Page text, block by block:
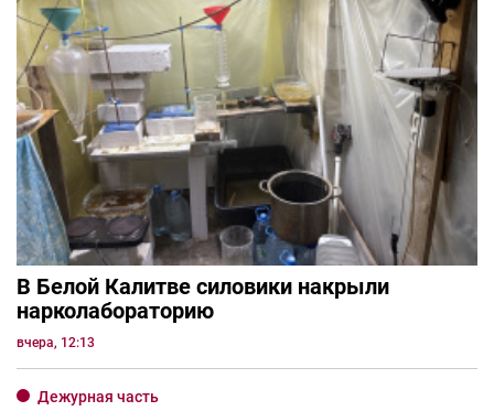
В Белой Калитве силовики накрыли
нарколабораторию
вчера, 12:13
Дежурная часть